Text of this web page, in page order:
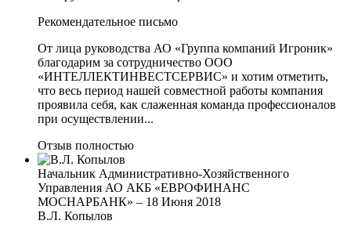
Рекомендательное письмо
От лица руководства АО «Группа компаний Игроник»
благодарим за сотрудничество ООО
«ИНТЕЛЛЕКТИНВЕСТСЕРВИС» и хотим отметить,
что весь период нашей совместной работы компания
проявила себя, как слаженная команда профессионалов
при осуществлении...
Отзыв полностью
Начальник Административно-Хозяйственного
Управления АО АКБ «ЕВРОФИНАНС
МОСНАРБАНК» – 18 Июня 2018
В.Л. Копылов